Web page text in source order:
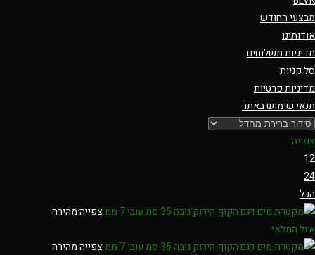
מבצעי החודש
אודותינו
מדיניות משלוחים
סל קניות
מדיניות פרטיות
תנאי שימוש באתר
צפייה:
12
24
הכל
צפייה מהירה
אזל המלאי
צפייה מהירה